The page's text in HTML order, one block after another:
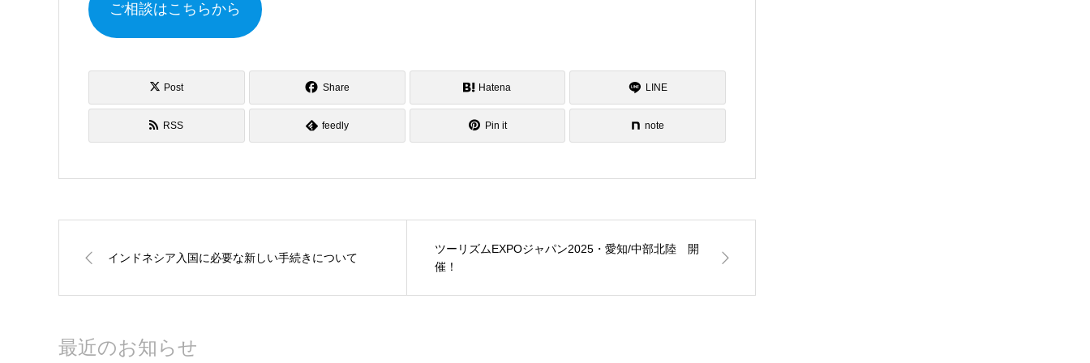
ご相談はこちらから
Post Share Hatena LINE
RSS feedly Pin it note
インドネシア入国に必要な新しい手続きについて
ツーリズムEXPOジャパン2025・愛知/中部北陸 開
催！
最近のお知らせ